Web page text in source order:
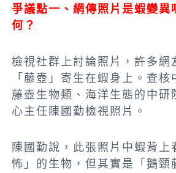
爭議點一、網傳照片是蝦變異
何？
檢視社群上討論照片，許多網
「藤壺」寄生在蝦身上。查
藤壺生物類、海洋生態的中研
心主任陳國勤檢視照片。
陳國勤說，此張照片中蝦背上
怖」的生物，但其實是「鵝頸